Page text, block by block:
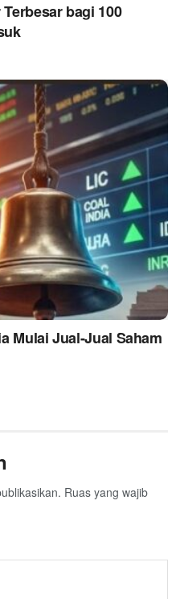
bagi 100
Mulai Jual-Jual Saham
Ruas yang wajib